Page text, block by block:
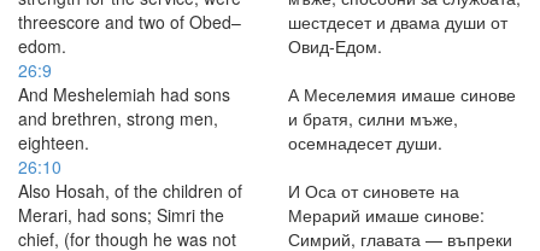
threescore and two of Obed–
edom.
шестдесет и двама души от
Овид-Едом.
26:9
And Meshelemiah had sons
and brethren, strong men,
eighteen.
А Меселемия имаше синове
и братя, силни мъже,
осемнадесет души.
26:10
Also Hosah, of the children of
Merari, had sons; Simri the
chief, (for though he was not
И Оса от синовете на
Мерарий имаше синове:
Симрий, главата — въпреки